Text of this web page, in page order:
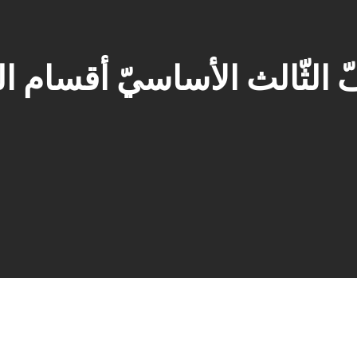
الثّالث الأساسيّ أقسام